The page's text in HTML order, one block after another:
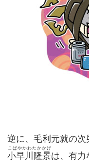
逆に、毛利元就の次
小早川隆景
こばやかわたかかげ
は、有力